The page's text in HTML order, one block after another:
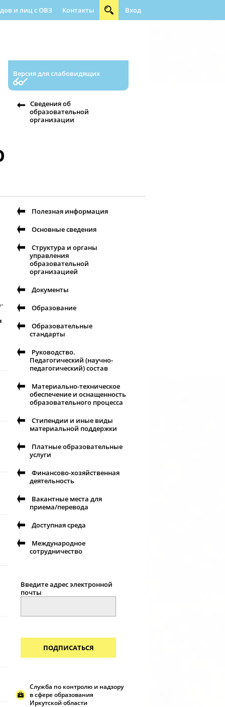
и лиц с ОВЗ Контакты Вход
Версия для слабовидящих
Сведения об
образовательной
организации
Полезная информация
Основные сведения
Структура и органы
управления
образовательной
организацией
Документы
Образование
Образовательные
стандарты
Руководство.
Педагогический (научно-
педагогический) состав
Материально-техническое
обеспечение и оснащенность
образовательного процесса
Стипендии и иные виды
материальной поддержки
Платные образовательные
услуги
Финансово-хозяйственная
деятельность
Вакантные места для
приема/перевода
Доступная среда
Международное
сотрудничество
Введите адрес электронной
почты
ПОДПИСАТЬСЯ
Служба по контролю и надзору
в сфере образования
Иркутской области